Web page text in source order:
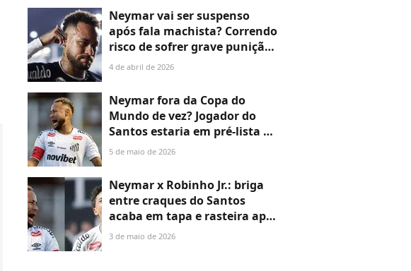
dívida de milhões com
atacante
Neymar vai ser suspenso
após fala machista? Correndo
risco de sofrer grave punição,
jogador manda recado bíblico
4 de abril de 2026
Neymar fora da Copa do
Mundo de vez? Jogador do
Santos estaria em pré-lista de
Ancelotti, mas briga com
5 de maio de 2026
Neymar x Robinho Jr.: briga
entre craques do Santos
acaba em tapa e rasteira após
marido de Bruna Biancardi se
3 de maio de 2026